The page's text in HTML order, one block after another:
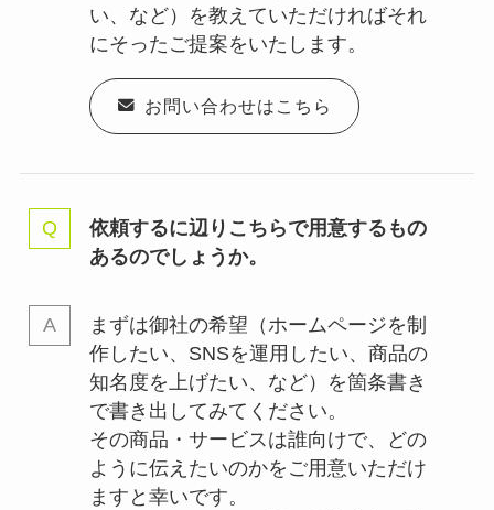
い、など）を教えていただければそれ
にそったご提案をいたします。
お問い合わせはこちら
依頼するに辺りこちらで用意するもの
あるのでしょうか。
まずは御社の希望（ホームページを制
作したい、SNSを運用したい、商品の
知名度を上げたい、など）を箇条書き
で書き出してみてください。
その商品・サービスは誰向けで、どの
ように伝えたいのかをご用意いただけ
ますと幸いです。